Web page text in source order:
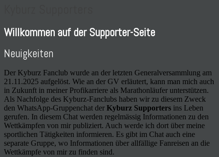
Willkommen auf der Supporter-Seite
Neuigkeiten
Der Kyburz Fanclub wurde an der letzten Generalversammlung am
21.11.2025 aufgelöst. Wie an der GV erläutert, kann man mich auch
in Zukunft in meiner Profikarriere als Marathonläufer unterstützen.
Als Nachfolge des Kyburz-Fanclubs haben wir zu diesem Zweck
den WhatsApp-Gruppenchat der Kyburz Supporters ins Leben
gerufen. In diesem Chat werden regelmässig Informationen zu den
Wettkämpfen von mir publiziert. Auch werde ich dort über meine
sportlichen Tätigkeiten informieren. Es gibt im Chat auch eine
separate Gruppe, wo Informationen über allfällige Fanreisen an die
Wettkämpfe von mir zu finden sind.